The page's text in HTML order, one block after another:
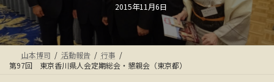
最
時
:
2015年11月6日
山本博司 活動報告
行事
第97回 東京香川県人会定期総会・懇親会（東京都）